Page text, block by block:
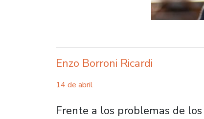
Enzo Borroni Ricardi
14 de abril
Frente a los problemas de